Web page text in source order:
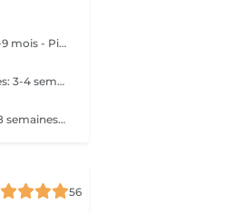
Temps de guérison* piercings d'oreille: - Anti-tragus: 3-9 mois - Piercing de conque: 3-9 mois - Daithpiercing: 3-9 mois - Piercing helix: 3-9 mois - Perçage de fumée: 3-9 mois - Piercing douillet: 3-9 mois - Piercing Tragus: 3-9 mois - Piercing du lobe de l'oreille: 4-8 semaines *Notez également qu'il est indispensable de réaliser les soins quotidiennement pour que la cicatrisation se fasse dans les meilleures conditions. *La guérison est différente d'une personne à l'autre **Si vous êtes mineur, l'autorisation parentale est obligatoire. Industriel Piercing - Sous réserve d'évaluation
Temps de guérison* par piercings - Piercing aux narines: 3-4 semaines - Piercing septum: 4-8 semaines *Notez également qu'il est indispensable de réaliser les soins quotidiennement pour que la cicatrisation se fasse dans les meilleures conditions. *La guérison est différente d'une personne à l'autre **Si vous êtes mineur, l'autorisation parentale est obligatoire.
Temps de guérison* par piercings - Piercing Labret: 6-8 semaines - Piercing des lèvres / côté: 6-8 semaines - Piercing de la lèvre supérieure: 2-3 mois - Piercing de la langue: 4-8 semaines *Notez également qu'il est indispensable de réaliser les soins quotidiennement pour que la cicatrisation se fasse dans les meilleures conditions. *La guérison est différente d'une personne à l'autre **Si vous êtes mineur, l'autorisation parentale est obligatoire.
56